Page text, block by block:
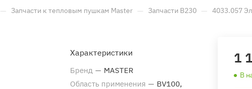
— Запчасти к тепловым пушкам Master — Запчасти B230 — 4033.057
1
В
Характеристики
Бренд — MASTER
Область применения — BV100,